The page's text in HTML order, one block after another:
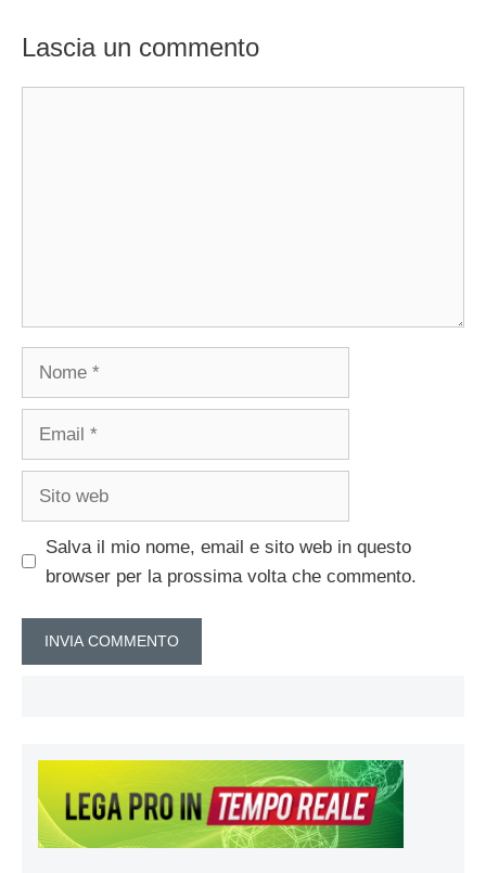
Lascia un commento
Nome
Email
Sito
Salva il mio nome, email e sito web in questo
browser per la prossima volta che commento.